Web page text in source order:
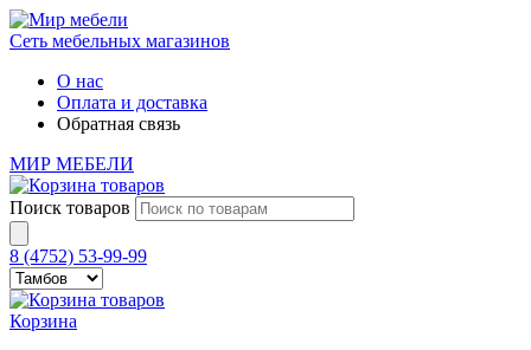
Сеть мебельных магазинов
О нас
Оплата и доставка
Обратная связь
МИР МЕБЕЛИ
Поиск товаров
8 (4752) 53-99-99
Корзина